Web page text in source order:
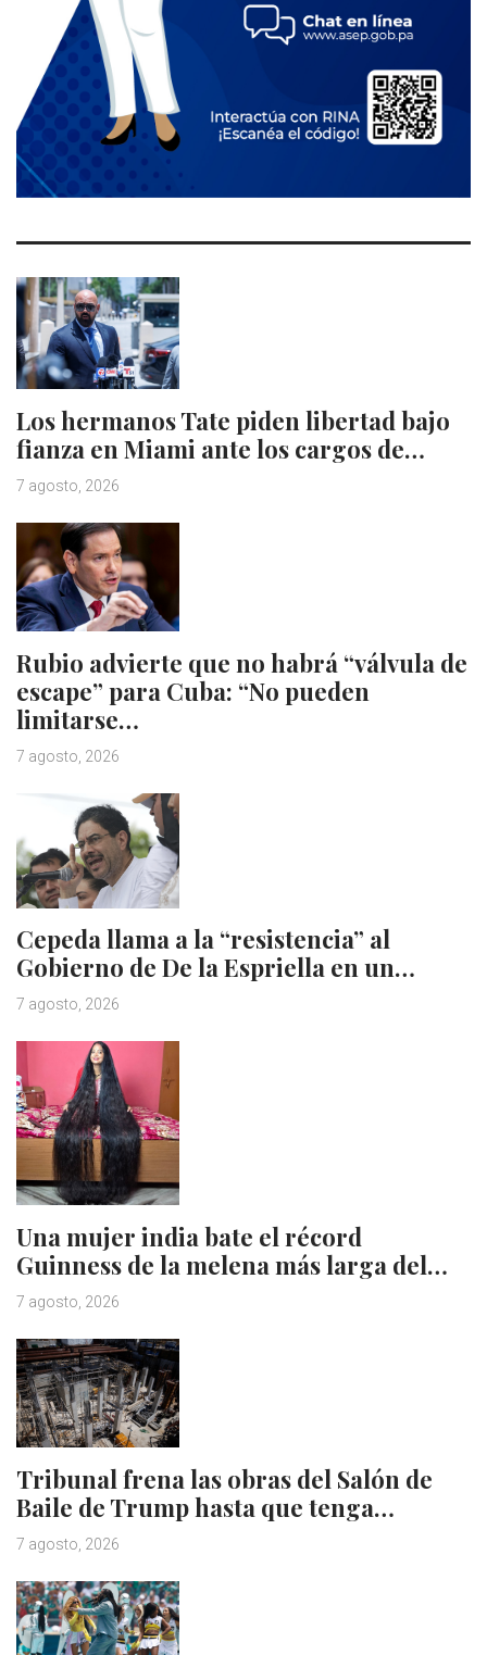
Los hermanos Tate piden libertad bajo
fianza en Miami ante los cargos de…
7 agosto, 2026
Rubio advierte que no habrá “válvula de
escape” para Cuba: “No pueden
limitarse…
7 agosto, 2026
Cepeda llama a la “resistencia” al
Gobierno de De la Espriella en un…
7 agosto, 2026
Una mujer india bate el récord
Guinness de la melena más larga del…
7 agosto, 2026
Tribunal frena las obras del Salón de
Baile de Trump hasta que tenga…
7 agosto, 2026